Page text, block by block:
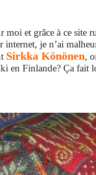
et grâce à ce site
internet, je n’ai
Sirkka Könönen,
en Finlande? Ça fait